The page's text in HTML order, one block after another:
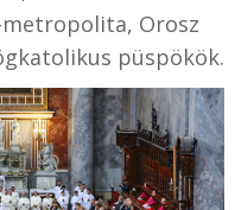
Orosz
püspökök.